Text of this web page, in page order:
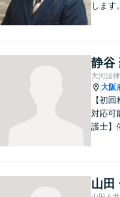
します
をでき
やすい
得でき
静谷
大河法
大阪
【初
対応可
護士】
山田